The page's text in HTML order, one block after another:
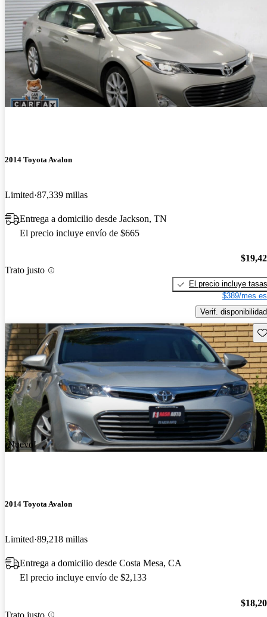
2014 Toyota Avalon
Limited 87,339 millas
Entrega a domicilio desde Jackson, TN
El precio incluye envío de $665
Trato justo
El precio incluye tasas
$389/mes
Verif. disponibilidad
¡Nuevo!
2014 Toyota Avalon
Limited 89,218 millas
Entrega a domicilio desde Costa Mesa, CA
El precio incluye envío de $2,133
Trato justo